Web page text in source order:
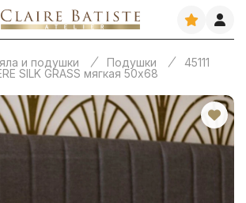
и подушки Подушки
45111
SILK GRASS мягкая 50х68